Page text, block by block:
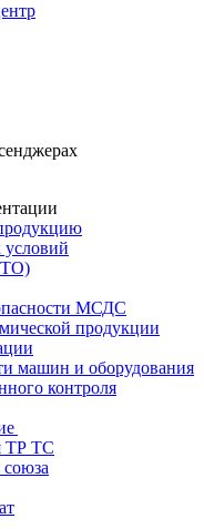
условий
МСДС
продукции
машин и оборудования
контроля
ТР ТС